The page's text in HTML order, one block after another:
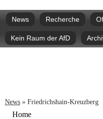
zum
Hauptmenü
News Recherche
Kein Raum der AfD
Sie sind hier
News » Friedrichshain-Kreuzberg
Home